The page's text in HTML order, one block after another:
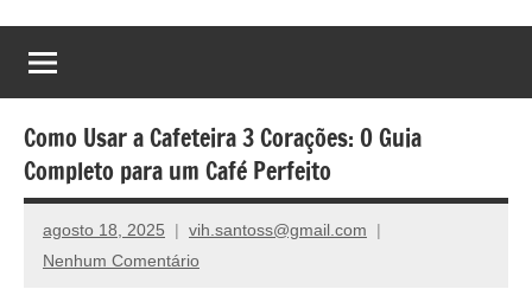
Seu
Cafézinho
tomar
boas
decisões
no
processo
compras,
venha
Como Usar a Cafeteira 3 Corações: O Guia
Completo para um Café Perfeito
agosto 18, 2025
vih.santoss@gmail.com
Nenhum Comentário